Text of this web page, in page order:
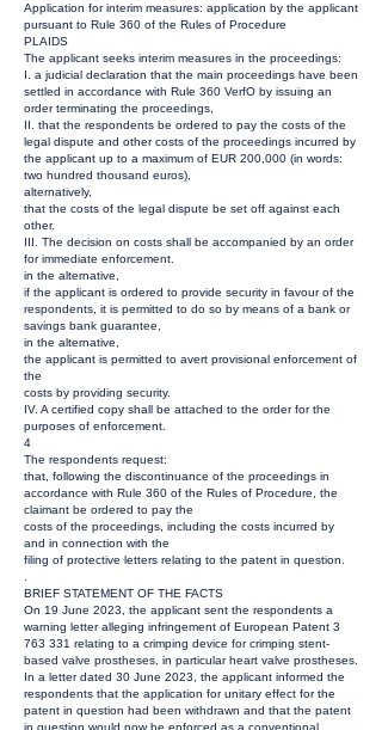
Application for interim measures: application by the applicant
pursuant to Rule 360 of the Rules of Procedure
PLAIDS
The applicant seeks interim measures in the proceedings:
I. a judicial declaration that the main proceedings have been
settled in accordance with Rule 360 VerfO by issuing an
order terminating the proceedings,
II. that the respondents be ordered to pay the costs of the
legal dispute and other costs of the proceedings incurred by
the applicant up to a maximum of EUR 200,000 (in words:
two hundred thousand euros),
alternatively,
that the costs of the legal dispute be set off against each
other.
III. The decision on costs shall be accompanied by an order
for immediate enforcement.
in the alternative,
if the applicant is ordered to provide security in favour of the
respondents, it is permitted to do so by means of a bank or
savings bank guarantee,
in the alternative,
the applicant is permitted to avert provisional enforcement of
the
costs by providing security.
IV. A certified copy shall be attached to the order for the
purposes of enforcement.
4
The respondents request:
that, following the discontinuance of the proceedings in
accordance with Rule 360 of the Rules of Procedure, the
claimant be ordered to pay the
costs of the proceedings, including the costs incurred by
and in connection with the
filing of protective letters relating to the patent in question.
BRIEF STATEMENT OF THE FACTS
On 19 June 2023, the applicant sent the respondents a
warning letter alleging infringement of European Patent 3
763 331 relating to a crimping device for crimping stent-
based valve prostheses, in particular heart valve prostheses.
In a letter dated 30 June 2023, the applicant informed the
respondents that the application for unitary effect for the
patent in question had been withdrawn and that the patent
in question would now be enforced as a conventional